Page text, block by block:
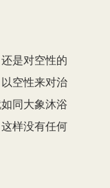
是对空性的
空性来对治
同大象沐浴
样没有任何